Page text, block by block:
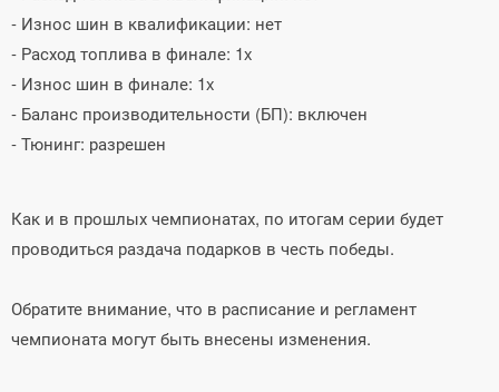
- Износ шин в квалификации: нет
- Расход топлива в финале: 1x
- Износ шин в финале: 1x
- Баланс производительности (БП): включен
- Тюнинг: разрешен
Как и в прошлых чемпионатах, по итогам серии будет
проводиться раздача подарков в честь победы.
Обратите внимание, что в расписание и регламент
чемпионата могут быть внесены изменения.